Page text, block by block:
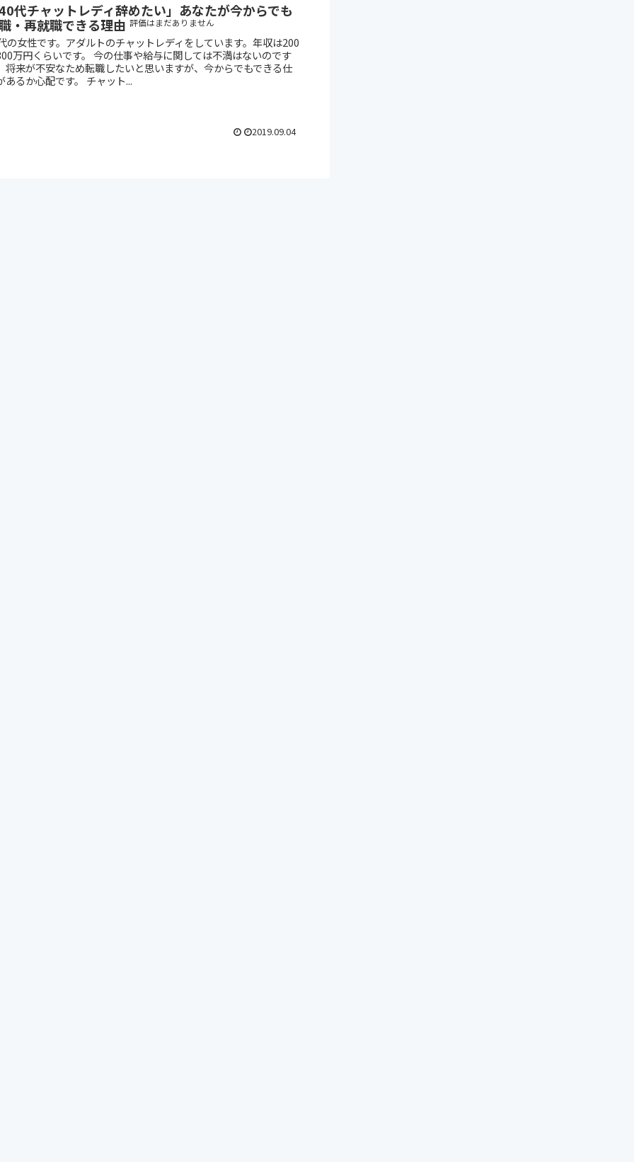
代チャットレディ辞めたい」あなたが今からでも
・再就職できる理由 評価はまだありません
の女性です。アダルトのチャットレディをしています。年収は200
万円くらいです。 今の仕事や給与に関しては不満はないのです
将来が不安なため転職したいと思いますが、今からでもできる仕
あるか心配です。 チャット...
2019.09.04